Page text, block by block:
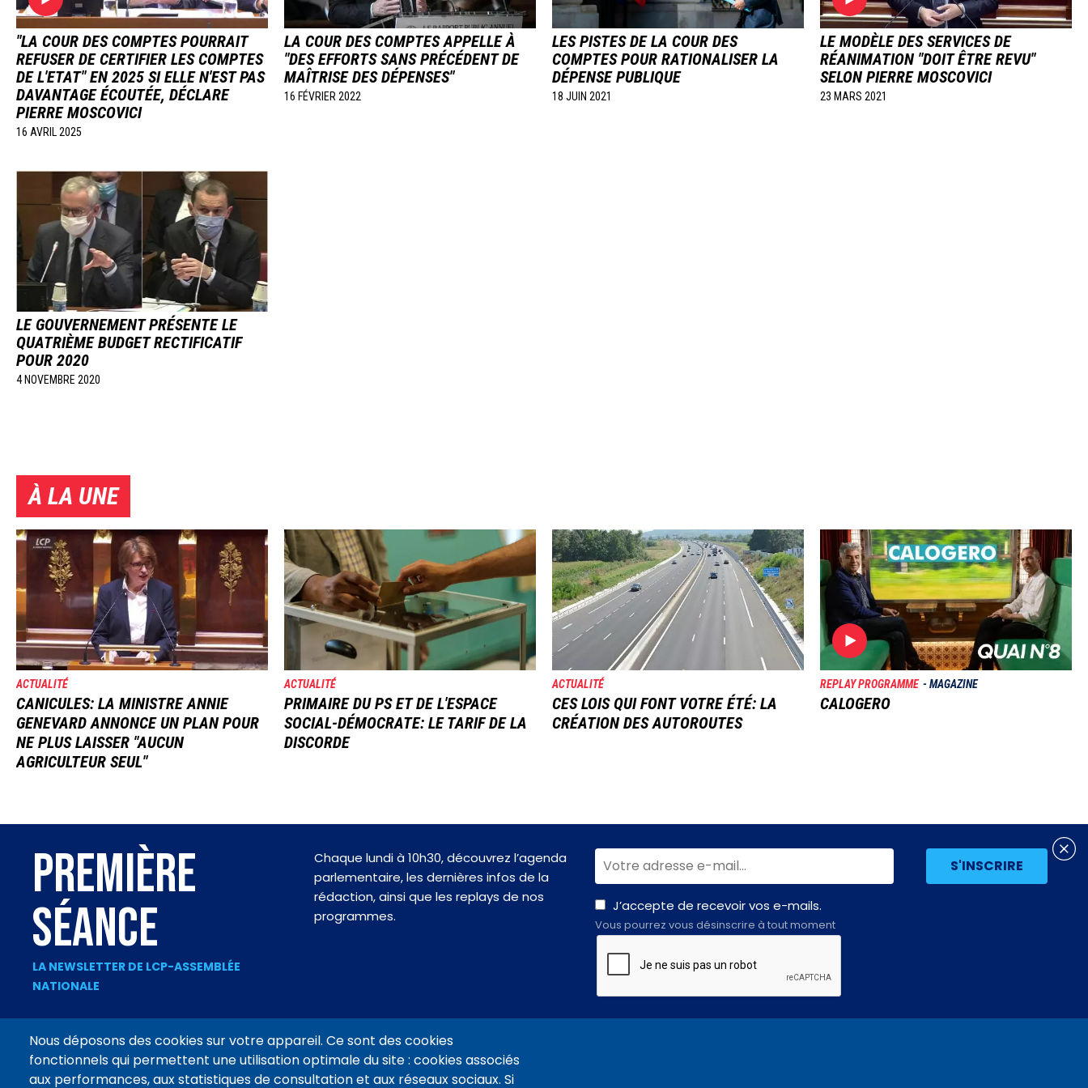
"LA COUR DES COMPTES POURRAIT
REFUSER DE CERTIFIER LES COMPTES
DE L'ETAT" EN 2025 SI ELLE N'EST PAS
DAVANTAGE ÉCOUTÉE, DÉCLARE
PIERRE MOSCOVICI
16 AVRIL 2025
LA COUR DES COMPTES APPELLE À
"DES EFFORTS SANS PRÉCÉDENT DE
MAÎTRISE DES DÉPENSES"
16 FÉVRIER 2022
LES PISTES DE LA COUR DES
COMPTES POUR RATIONALISER LA
DÉPENSE PUBLIQUE
18 JUIN 2021
LE MODÈLE DES SERVICES DE
RÉANIMATION "DOIT ÊTRE REVU"
SELON PIERRE MOSCOVICI
23 MARS 2021
LE GOUVERNEMENT PRÉSENTE LE
QUATRIÈME BUDGET RECTIFICATIF
POUR 2020
4 NOVEMBRE 2020
À LA UNE
Image
ACTUALITÉ
CANICULES: LA MINISTRE ANNIE
GENEVARD ANNONCE UN PLAN POUR
NE PLUS LAISSER "AUCUN
AGRICULTEUR SEUL"
Image
ACTUALITÉ
PRIMAIRE DU PS ET DE L'ESPACE
SOCIAL-DÉMOCRATE: LE TARIF DE LA
DISCORDE
Image
ACTUALITÉ
CES LOIS QUI FONT VOTRE ÉTÉ: LA
CRÉATION DES AUTOROUTES
Image
REPLAY PROGRAMME MAGAZINE
CALOGERO
Nous déposons des cookies sur votre appareil. Ce sont des cookies
fonctionnels qui permettent une utilisation optimale du site : cookies associés
aux performances, aux statistiques de consultation et aux réseaux sociaux. Si
PREMIÈRE
SÉANCE
LA NEWSLETTER DE LCP-ASSEMBLÉE
NATIONALE
Chaque lundi à 10h30, découvrez l’agenda
parlementaire, les dernières infos de la
rédaction, ainsi que les replays de nos
programmes.
J’accepte de recevoir vos e-mails.
Vous pourrez vous désinscrire à tout moment
Footer
CONTACT MENTIONS LÉGALES DONNÉES PERSONNELLES VIDÉOTHÈQUE CONNEXION